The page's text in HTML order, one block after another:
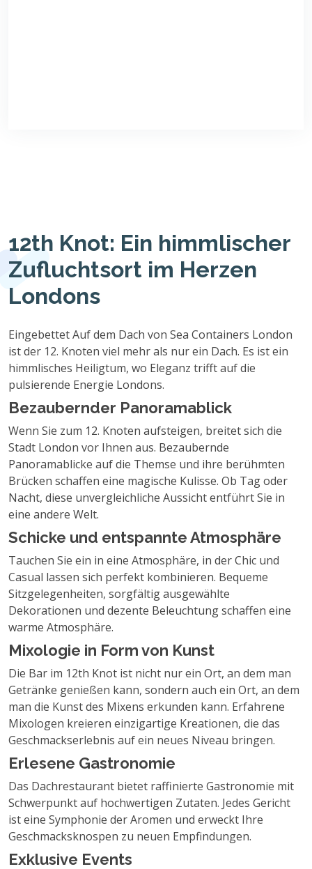
12th Knot: Ein himmlischer
Zufluchtsort im Herzen
Londons
Eingebettet Auf dem Dach von Sea Containers London
ist der 12. Knoten viel mehr als nur ein Dach. Es ist ein
himmlisches Heiligtum, wo Eleganz trifft auf die
pulsierende Energie Londons.
Bezaubernder Panoramablick
Wenn Sie zum 12. Knoten aufsteigen, breitet sich die
Stadt London vor Ihnen aus. Bezaubernde
Panoramablicke auf die Themse und ihre berühmten
Brücken schaffen eine magische Kulisse. Ob Tag oder
Nacht, diese unvergleichliche Aussicht entführt Sie in
eine andere Welt.
Schicke und entspannte Atmosphäre
Tauchen Sie ein in eine Atmosphäre, in der Chic und
Casual lassen sich perfekt kombinieren. Bequeme
Sitzgelegenheiten, sorgfältig ausgewählte
Dekorationen und dezente Beleuchtung schaffen eine
warme Atmosphäre.
Mixologie in Form von Kunst
Die Bar im 12th Knot ist nicht nur ein Ort, an dem man
Getränke genießen kann, sondern auch ein Ort, an dem
man die Kunst des Mixens erkunden kann. Erfahrene
Mixologen kreieren einzigartige Kreationen, die das
Geschmackserlebnis auf ein neues Niveau bringen.
Erlesene Gastronomie
Das Dachrestaurant bietet raffinierte Gastronomie mit
Schwerpunkt auf hochwertigen Zutaten. Jedes Gericht
ist eine Symphonie der Aromen und erweckt Ihre
Geschmacksknospen zu neuen Empfindungen.
Exklusive Events